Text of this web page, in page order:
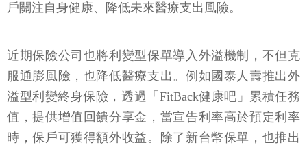
戶關注自身健康、降低未來醫療支出風險。
近期保險公司也將利變型保單導入外溢機制，不但克
服通膨風險，也降低醫療支出。例如國泰人壽推出外
溢型利變終身保險，透過「FitBack健康吧」累積任務
值，提供增值回饋分享金，當宣告利率高於預定利率
時，保戶可獲得額外收益。除了新台幣保單，也推出